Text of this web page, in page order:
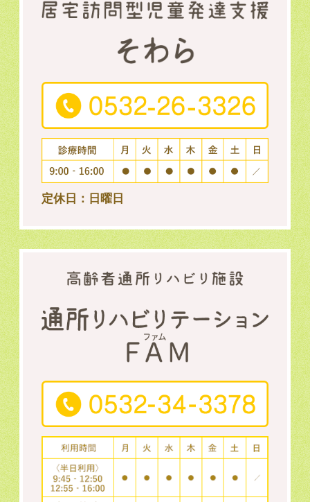
定休日：日曜日